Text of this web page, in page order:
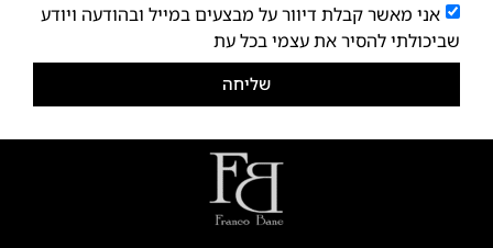
אני מאשר קבלת דיוור על מבצעים במייל ובהודעה ויודע
שביכולתי להסיר את עצמי בכל עת
שליחה